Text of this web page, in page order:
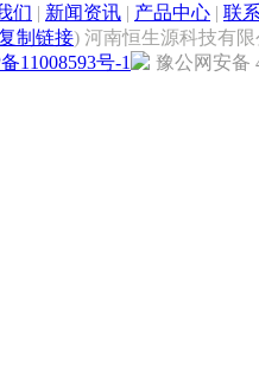
们 | 新闻资讯 | 产品中心 | 联
制链接) 河南恒生源科技有
11008593号-1
豫公网安备